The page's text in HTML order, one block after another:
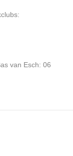
van Esch: 06